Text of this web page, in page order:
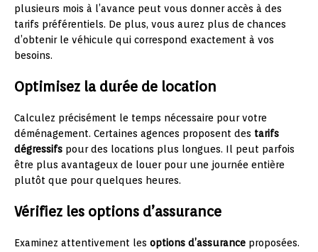
plusieurs mois à l’avance peut vous donner accès à des
tarifs préférentiels. De plus, vous aurez plus de chances
d’obtenir le véhicule qui correspond exactement à vos
besoins.
Optimisez la durée de location
Calculez précisément le temps nécessaire pour votre
déménagement. Certaines agences proposent des tarifs
dégressifs pour des locations plus longues. Il peut parfois
être plus avantageux de louer pour une journée entière
plutôt que pour quelques heures.
Vérifiez les options d’assurance
Examinez attentivement les options d’assurance proposées.